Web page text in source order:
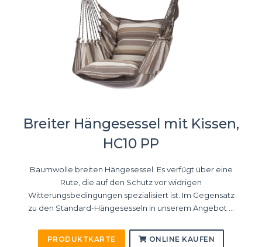
Breiter Hängesessel mit Kissen,
HC10 PP
Baumwolle breiten Hängesessel. Es verfügt über eine
Rute, die auf den Schutz vor widrigen
Witterungsbedingungen spezialisiert ist. Im Gegensatz
zu den Standard-Hängesesseln in unserem Angebot ...
PRODUKTKARTE ONLINE KAUFEN